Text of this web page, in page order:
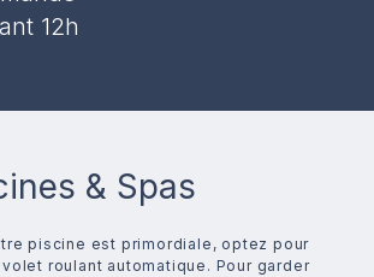
12h
& Spas
piscine est primordiale, optez pour
volet roulant automatique. Pour garder